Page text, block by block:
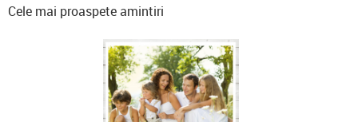
Cele mai proaspete amintiri